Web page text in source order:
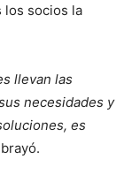
los socios la
llevan las
necesidades y
es